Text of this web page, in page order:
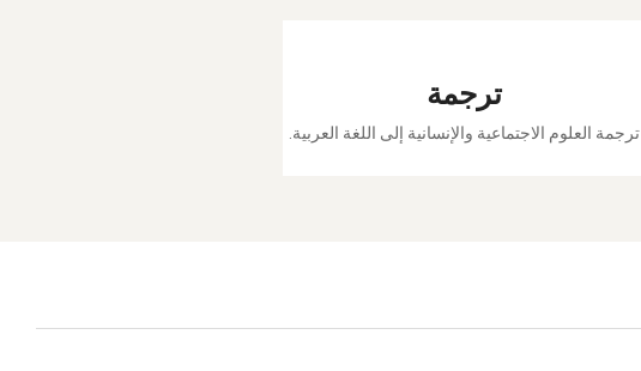
ترجمة
ترجمة العلوم الاجتماعية والإنسانية إلى اللغة العربية.